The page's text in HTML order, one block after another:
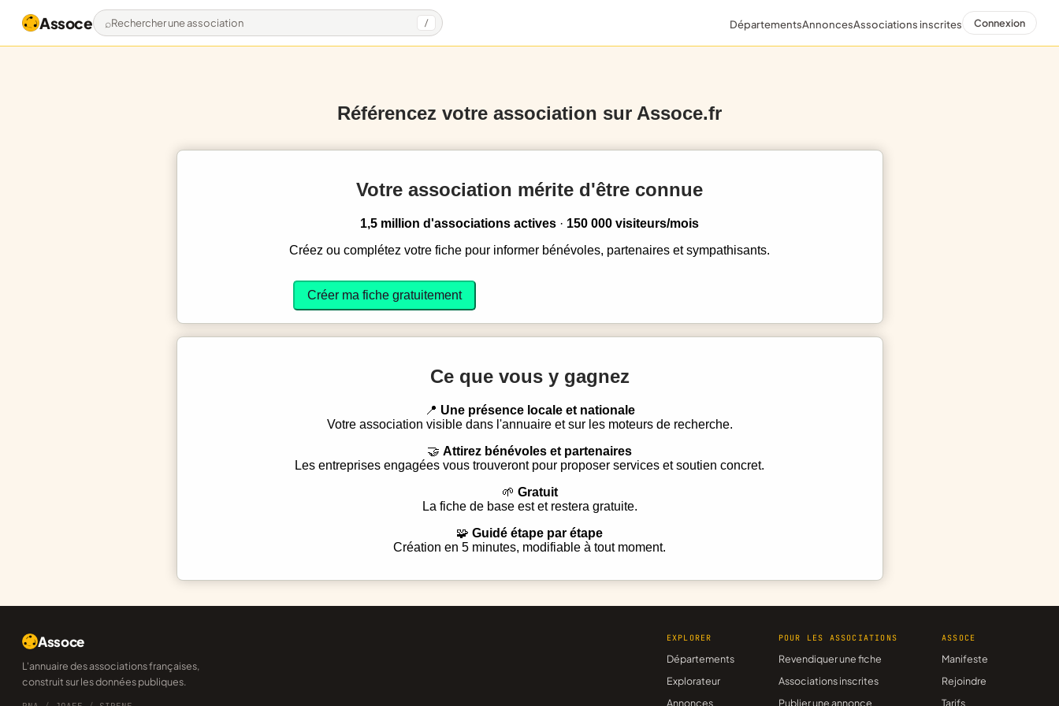
Assoce Rechercher une association / DépartementsAnnoncesAssociations inscrites Connexion
Référencez votre association sur Assoce.fr
Votre association mérite d'être connue
1,5 million d'associations actives · 150 000 visiteurs/mois
Créez ou complétez votre fiche pour informer bénévoles, partenaires et sympathisants.
Créer ma fiche gratuitement
Ce que vous y gagnez
Une présence locale et nationale
Votre association visible dans l'annuaire et sur les moteurs de recherche.
Attirez bénévoles et partenaires
Les entreprises engagées vous trouveront pour proposer services et soutien concret.
Gratuit
La fiche de base est et restera gratuite.
Guidé étape par étape
Création en 5 minutes, modifiable à tout moment.
Assoce
L'annuaire des associations françaises,
construit sur les données publiques.
EXPLORER
Départements
Explorateur
Annonces
POUR LES ASSOCIATIONS
Revendiquer une fiche
Associations inscrites
Publier une annonce
ASSOCE
Manifeste
Rejoindre
Tarifs